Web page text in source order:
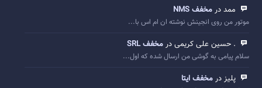
ممد در مخفف NMS
موتور من روی انجینش نوشته ان ام اس با...
. حسین علی کریمی در مخفف SRL
سلام پیامی به گوشی من ارسال شده که اول...
پلیز در مخفف ایتا